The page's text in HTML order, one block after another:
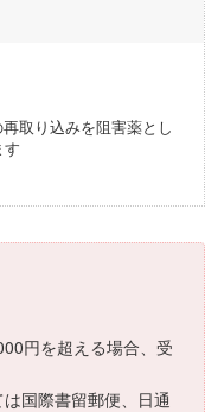
取り込みを阻害薬とし
円を超える場合、受
国際書留郵便、日通